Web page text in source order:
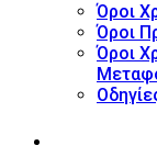
Όροι
Όροι
Όροι